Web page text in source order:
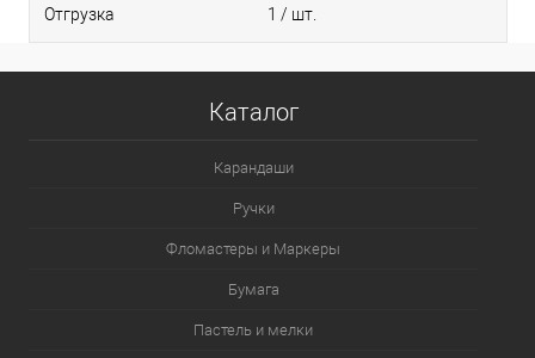
Отгрузка 1 / шт.
Каталог
Карандаши
Ручки
Фломастеры и Маркеры
Бумага
Пастель и мелки